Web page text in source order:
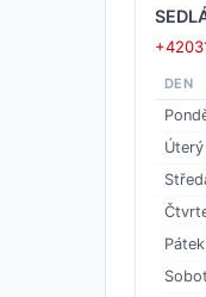
DEN
Úterý
Pátek